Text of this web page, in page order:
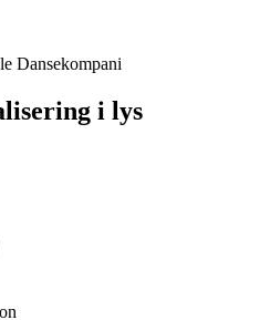
Dansekompani
i lys